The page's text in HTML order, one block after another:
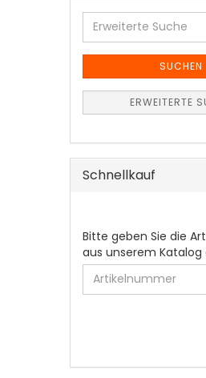
Erweiterte
Suche
SUCHEN
ERWEITERTE
Schnellkauf
BITTE
GEBEN
SIE
DIE
ARTIKELNUMMER
EIN.
Bitte geben Sie die
aus unserem Katalog